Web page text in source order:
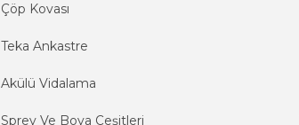
Çöp Kovası
Teka Ankastre
Akülü Vidalama
Sprey Ve Boya Çeşitleri